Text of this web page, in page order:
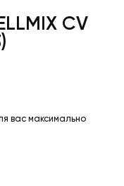
CV
вас максимально